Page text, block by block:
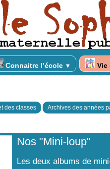
Connaitre l’école ▼ Vie
des classes Archives des années
Nos "Mini-loup"
Les deux albums de